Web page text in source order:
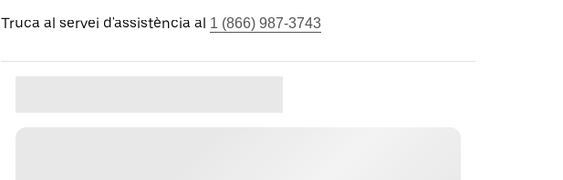
Truca al servei d'assistència al 1 (866) 987-3743